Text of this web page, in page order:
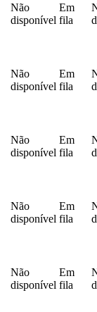
Não
disponível
Em
fila
Não
disponível
Em
fila
Não
disponível
Em
fila
Não
disponível
Em
fila
Não
disponível
Em
fila